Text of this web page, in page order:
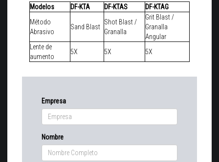
Modelos
DF-KTA DF-KTAS
DF-KTAG
Método
Abrasivo
Sand Blast
Shot Blast /
Granalla
Grit Blast /
Granalla
Angular
Lente de
aumento
5X 5X 5X
Empresa
Nombre